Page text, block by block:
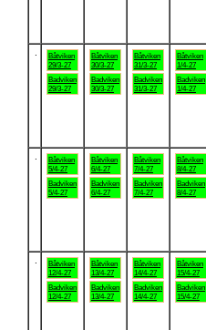
Båtviken
29/3-27
Badviken
29/3-27
Båtviken
30/3-27
Badviken
30/3-27
Båtviken
31/3-27
Badviken
31/3-27
Båtviken
1/4-27
Badviken
1/4-27
Båtviken
5/4-27
Badviken
5/4-27
Båtviken
6/4-27
Badviken
6/4-27
Båtviken
7/4-27
Badviken
7/4-27
Båtviken
8/4-27
Badviken
8/4-27
Båtviken
12/4-27
Badviken
12/4-27
Båtviken
13/4-27
Badviken
13/4-27
Båtviken
14/4-27
Badviken
14/4-27
Båtviken
15/4-27
Badviken
15/4-27